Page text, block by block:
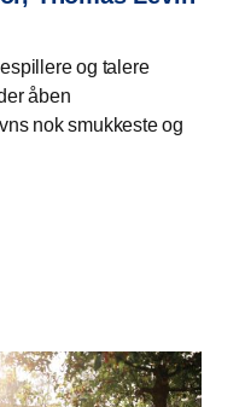
og talere
åben
nok smukkeste og